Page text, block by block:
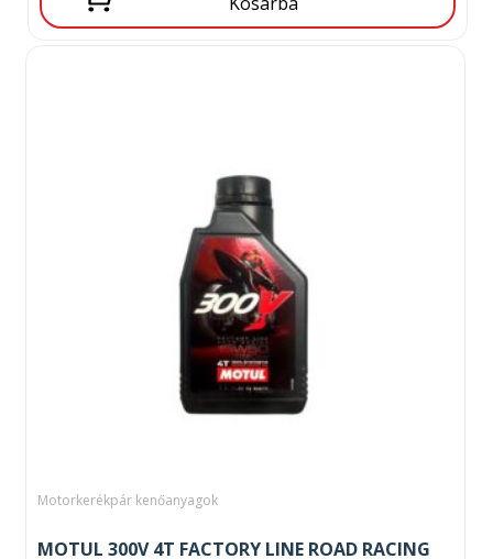
Motorkerékpár kenőanyagok
MOTUL 300V 4T FACTORY LINE ROAD RACING